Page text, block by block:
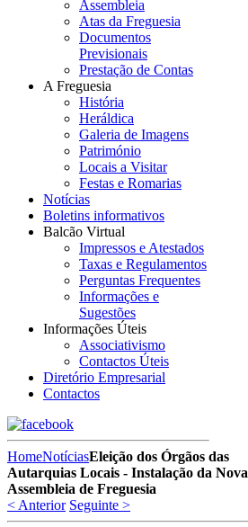
Assembleia
Atas da Freguesia
Documentos
Previsionais
Prestação de Contas
A Freguesia
História
Heráldica
Galeria de Imagens
Património
Locais a Visitar
Festas e Romarias
Notícias
Boletins informativos
Balcão Virtual
Impressos e Atestados
Taxas e Regulamentos
Perguntas Frequentes
Informações e
Sugestões
Informações Úteis
Associativismo
Contactos Úteis
Diretório Empresarial
Contactos
HomeNotíciasEleição dos Órgãos das
Autarquias Locais - Instalação da Nova
Assembleia de Freguesia
< Anterior Seguinte >